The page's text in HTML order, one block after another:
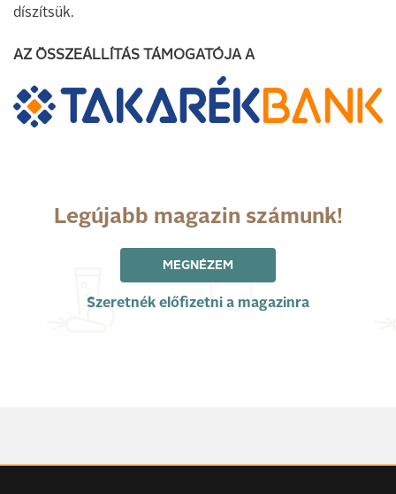
díszítsük.
AZ ÖSSZEÁLLÍTÁS TÁMOGATÓJA A
Legújabb magazin számunk!
MEGNÉZEM
Szeretnék előfizetni a magazinra